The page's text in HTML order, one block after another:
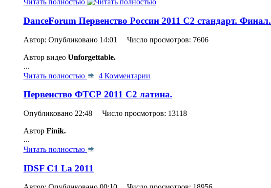
Читать полностью
DanceForum Первенство России 2011 С2 стандарт. Финал.
Автор: Опубликовано 14:01 Число просмотров: 7606
Автор видео Unforgettable.
...
Читать полностью
4 Комментарии
Первенство ФТСР 2011 С2 латина.
Опубликовано 22:48 Число просмотров: 13118
Автор Finik.
...
Читать полностью
IDSF C1 La 2011